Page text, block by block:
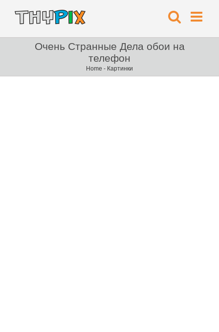
Очень Странные Дела обои на
телефон
Home - Картинки